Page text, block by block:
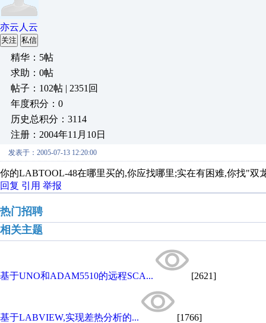
亦云人云
关注 私信
精华：5帖
求助：0帖
帖子：102帖 | 2351回
年度积分：0
历史总积分：3114
注册：2004年11月10日
发表于：2005-07-13 12:20:00
你的LABTOOL-48在哪里买的,你应找哪里;实在有困难,你找"双
回复 引用 举报
热门招聘
相关主题
基于UNO和ADAM5510的远程SCA... [2621]
基于LABVIEW,实现差热分析的... [1766]